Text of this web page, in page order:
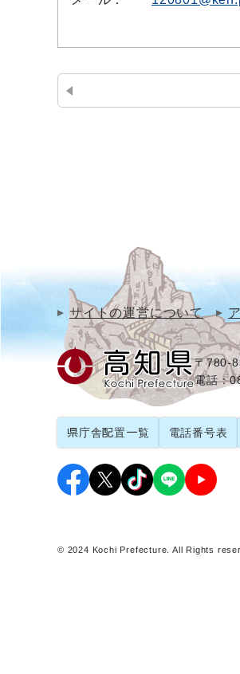
サイトの運営について
〒780-
電話：
県庁舎配置一覧 電話番号表
© 2024 Kochi Prefecture. All Rights